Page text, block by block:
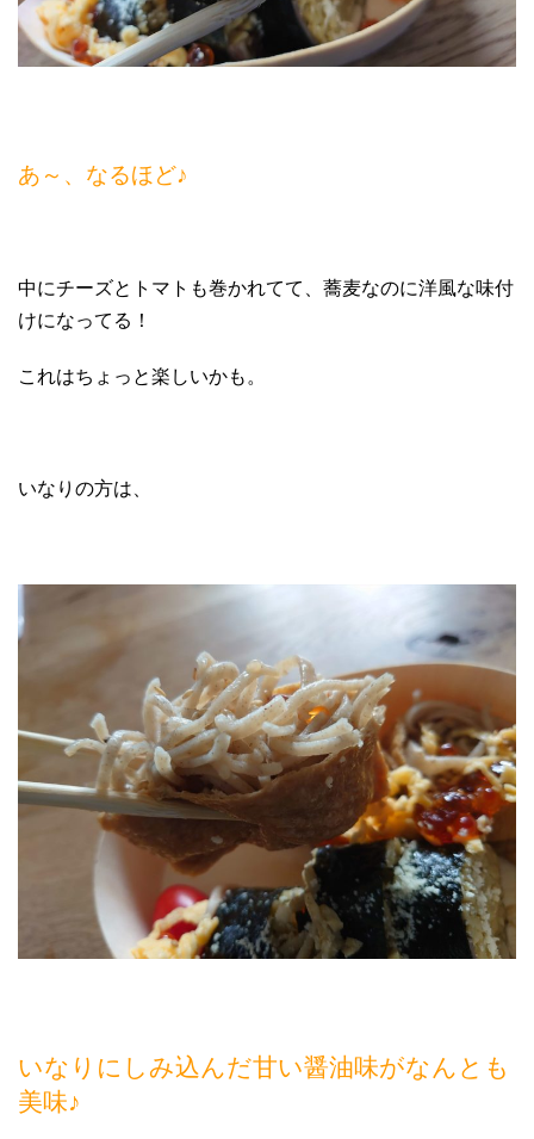
あ～、なるほど♪
中にチーズとトマトも巻かれてて、蕎麦なのに洋風な味付
けになってる！
これはちょっと楽しいかも。
いなりの方は、
いなりにしみ込んだ甘い醤油味がなんとも
美味♪